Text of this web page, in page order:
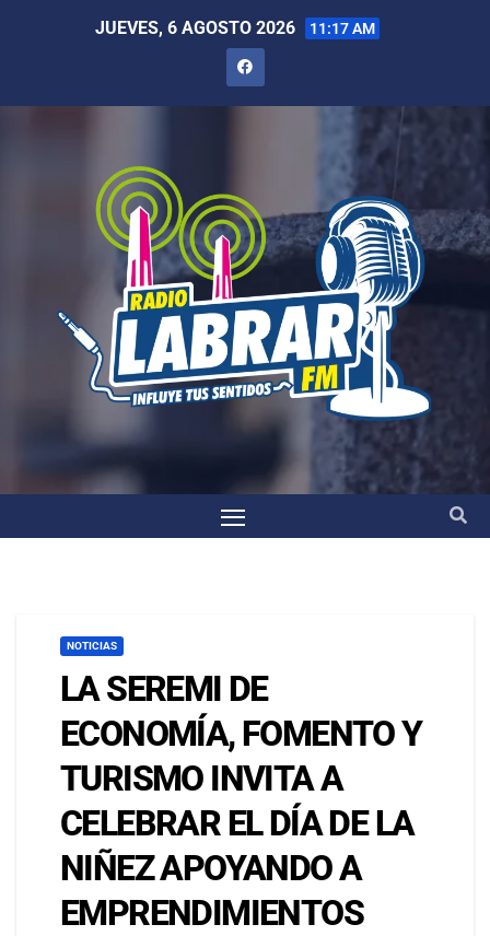
JUEVES, 6 AGOSTO 2026 11:17 AM
NOTICIAS
LA SEREMI DE
ECONOMÍA, FOMENTO Y
TURISMO INVITA A
CELEBRAR EL DÍA DE LA
NIÑEZ APOYANDO A
EMPRENDIMIENTOS